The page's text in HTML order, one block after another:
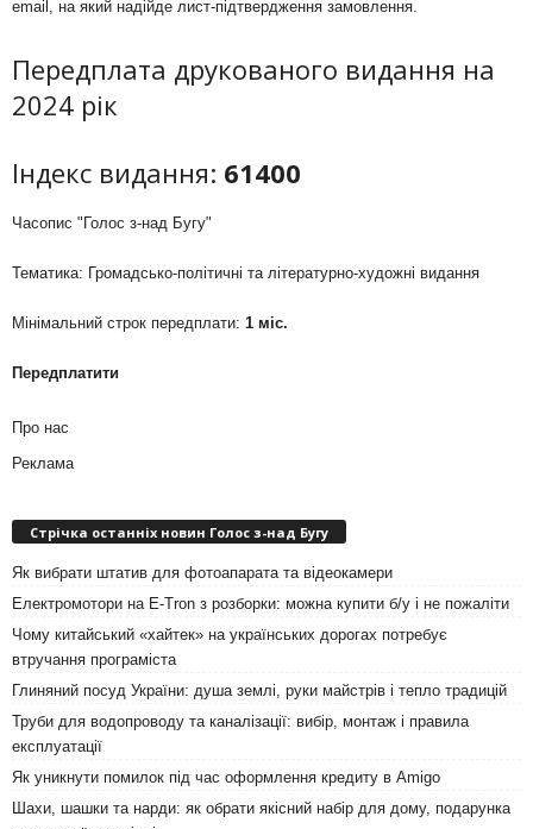
email, на який надійде лист-підтвердження замовлення.
Передплата друкованого видання на
2024 рік
Індекс видання: 61400
Часопис "Голос з-над Бугу"
Тематика: Громадсько-політичні та літературно-художні видання
Мінімальний строк передплати: 1 міс.
Передплатити
Про нас
Реклама
Стрічка останніх новин Голос з-над Бугу
Як вибрати штатив для фотоапарата та відеокамери
Електромотори на E-Tron з розборки: можна купити б/у і не пожаліти
Чому китайський «хайтек» на українських дорогах потребує
втручання програміста
Глиняний посуд України: душа землі, руки майстрів і тепло традицій
Труби для водопроводу та каналізації: вибір, монтаж і правила
експлуатації
Як уникнути помилок під час оформлення кредиту в Amigo
Шахи, шашки та нарди: як обрати якісний набір для дому, подарунка